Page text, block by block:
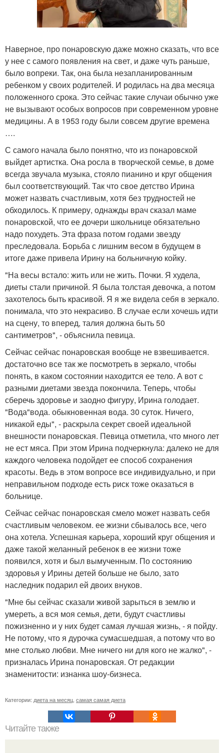
Наверное, про понаровскую даже можно сказать, что все
у нее с самого появления на свет, и даже чуть раньше,
было вопреки. Так, она была незапланированным
ребенком у своих родителей. И родилась на два месяца
положенного срока. Это сейчас такие случаи обычно уже
не вызывают особых вопросов при современном уровне
медицины. А в 1953 году были совсем другие времена
….
С самого начала было понятно, что из понаровской
выйдет артистка. Она росла в творческой семье, в доме
всегда звучала музыка, стояло пианино и круг общения
был соответствующий. Так что свое детство Ирина
может назвать счастливым, хотя без трудностей не
обходилось. К примеру, однажды врач сказал маме
понаровской, что ее дочери школьнице обязательно
надо похудеть. Эта фраза потом годами звезду
преследовала. Борьба с лишним весом в будущем в
итоге даже привела Ирину на больничную койку.
"На весы встало: жить или не жить. Почки. Я худела,
диеты стали причиной. Я была толстая девочка, а потом
захотелось быть красивой. Я я же видела себя в зеркало.
понимала, что это некрасиво. В случае если хочешь идти
на сцену, то вперед, талия должна быть 50
сантиметров", - объяснила певица.
Сейчас сейчас понаровская вообще не взвешивается.
достаточно все так же посмотреть в зеркало, чтобы
понять, в каком состоянии находится ее тело. А вот с
разными диетами звезда покончила. Теперь, чтобы
сберечь здоровье и заодно фигуру, Ирина голодает.
"Вода"вода. обыкновенная вода. 30 суток. Ничего,
никакой еды", - раскрыла секрет своей идеальной
внешности понаровская. Певица отметила, что много лет
не ест мяса. При этом Ирина подчеркнула: далеко не для
каждого человека подойдет ее способ сохранения
красоты. Ведь в этом вопросе все индивидуально, и при
неправильном подходе есть риск тоже оказаться в
больнице.
Сейчас сейчас понаровская смело может назвать себя
счастливым человеком. ее жизни сбывалось все, чего
она хотела. Успешная карьера, хороший круг общения и
даже такой желанный ребенок в ее жизни тоже
появился, хотя и был вымученным. По состоянию
здоровья у Ирины детей больше не было, зато
наследник подарил ей двоих внуков.
"Мне бы сейчас сказали живой зарыться в землю и
умереть, а вся моя семья, дети, будут счастливы
пожизненно и у них будет самая лучшая жизнь, - я пойду.
Не потому, что я дурочка сумасшедшая, а потому что во
мне столько любви. Мне ничего ни для кого не жалко", -
призналась Ирина понаровская. От редакции
знаменитости: изнанка шоу-бизнеса.
Категории: диета на месяц самая самая диета
Читайте также